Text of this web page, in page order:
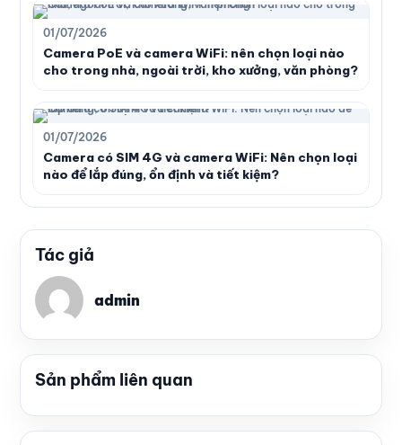
01/07/2026
Camera PoE và camera WiFi: nên chọn loại nào
cho trong nhà, ngoài trời, kho xưởng, văn phòng?
01/07/2026
Camera có SIM 4G và camera WiFi: Nên chọn loại
nào để lắp đúng, ổn định và tiết kiệm?
Tác giả
admin
Sản phẩm liên quan